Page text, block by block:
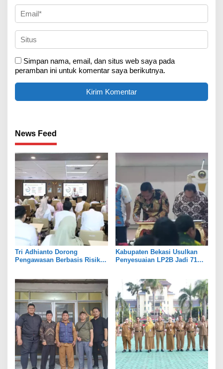
Simpan nama, email, dan situs web saya pada
peramban ini untuk komentar saya berikutnya.
News Feed
Tri Adhianto Dorong
Pengawasan Berbasis Risiko,
Kabupaten Bekasi Usulkan
Penyesuaian LP2B Jadi 71